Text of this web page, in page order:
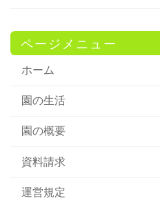
ページメニュー
ホーム
園の生活
園の概要
資料請求
運営規定